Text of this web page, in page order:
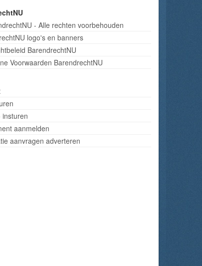
- Alle rechten voorbehouden
logo's en banners
BarendrechtNU
Voorwaarden BarendrechtNU
insturen
aanmelden
aanvragen adverteren